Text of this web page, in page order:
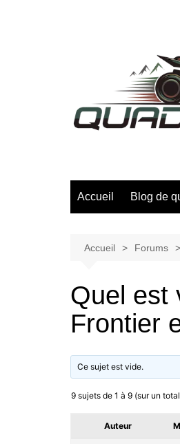
Accueil Blog de
Accueil Forums
Quel est
Frontier
Ce sujet est vide.
9 sujets de 1 à 9 (sur un
Auteur